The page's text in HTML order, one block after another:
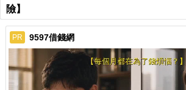
險】
PR 9597借錢網